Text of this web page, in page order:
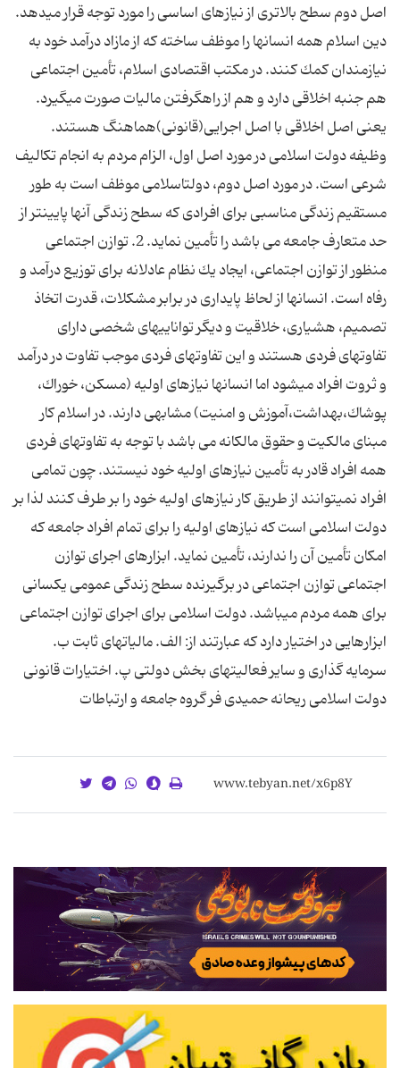
اصل دوم سطح بالاتری از نیازهای اساسی را مورد توجه قرار میدهد.
دین اسلام همه انسانها را موظف ساخته كه از مازاد درآمد خود به
نیازمندان كمك كنند. در مكتب اقتصادی اسلام، تأمین اجتماعی
هم جنبه اخلاقی دارد و هم از راهگرفتن مالیات صورت میگیرد.
یعنی اصل اخلاقی با اصل اجرایی(قانونی)هماهنگ هستند.
وظیفه دولت اسلامی در مورد اصل اول، الزام مردم به انجام تكالیف
شرعی است. در مورد اصل دوم، دولتاسلامی موظف است به طور
مستقیم زندگی مناسبی برای افرادی كه سطح زندگی آنها پایینتر از
حد متعارف جامعه می باشد را تأمین نماید. 2. توازن اجتماعی
منظور از توازن اجتماعی، ایجاد یك نظام عادلانه برای توزیع درآمد و
رفاه است. انسانها از لحاظ پایداری در برابر مشكلات، قدرت اتخاذ
تصمیم، هشیاری، خلاقیت و دیگر تواناییهای شخصی دارای
تفاوتهای فردی هستند و این تفاوتهای فردی موجب تفاوت در درآمد
و ثروت افراد میشود اما انسانها نیازهای اولیه (مسكن، خوراك،
پوشاك،بهداشت،آموزش و امنیت) مشابهی دارند. در اسلام كار
مبنای مالكیت و حقوق مالكانه می باشد با توجه به تفاوتهای فردی
همه افراد قادر به تأمین نیازهای اولیه خود نیستند. چون تمامی
افراد نمیتوانند از طریق كار نیازهای اولیه خود را بر طرف كنند لذا بر
دولت اسلامی است كه نیازهای اولیه را برای تمام افراد جامعه كه
امكان تأمین آن را ندارند، تأمین نماید. ابزارهای اجرای توازن
اجتماعی توازن اجتماعی در برگیرنده سطح زندگی عمومی یكسانی
برای همه مردم میباشد. دولت اسلامی برای اجرای توازن اجتماعی
ابزارهایی در اختیار دارد كه عبارتند از: الف. مالیاتهای ثابت ب.
سرمایه گذاری و سایر فعالیتهای بخش دولتی پ. اختیارات قانونی
دولت اسلامی ریحانه حمیدی فر گروه جامعه و ارتباطات